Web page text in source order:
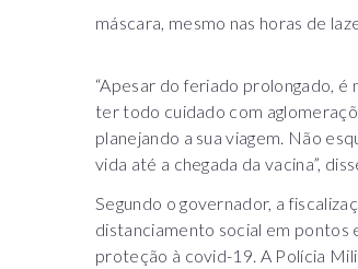
máscara, mesmo nas horas de
“Apesar do feriado prolongado,
ter todo cuidado com
planejando a sua viagem. Não
vida até a chegada da vacina”,
Segundo o governador, a
distanciamento social em pontos
proteção à covid-19. A Polícia